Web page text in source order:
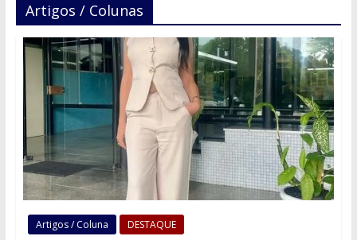
Artigos / Colunas
Artigos / Coluna DESTAQUE